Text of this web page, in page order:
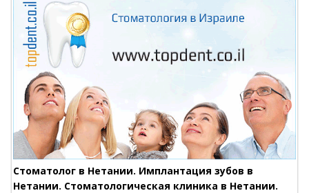
Стоматолог в Нетании. Имплантация зубов в
Нетании. Стоматологическая клиника в Нетании.